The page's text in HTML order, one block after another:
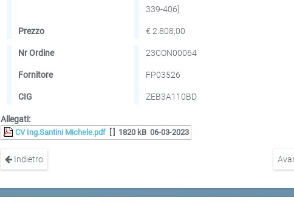
339-406]
Prezzo € 2.808,00
Nr Ordine 23CON00064
Fornitore FP03526
CIG ZEB3A110BD
Allegati:
CV Ing.Santini Michele.pdf [ ] 1820 kB 06-03-2023
Indietro